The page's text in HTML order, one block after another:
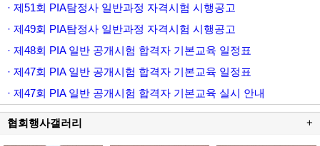
· 제51회 PIA탐정사 일반과정 자격시험 시행공고
· 제49회 PIA탐정사 일반과정 자격시험 시행공고
· 제48회 PIA 일반 공개시험 합격자 기본교육 일정표
· 제47회 PIA 일반 공개시험 합격자 기본교육 일정표
· 제47회 PIA 일반 공개시험 합격자 기본교육 실시 안내
협회행사갤러리 +